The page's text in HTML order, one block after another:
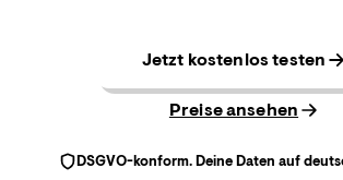
Jetzt kostenlos testen
Preise ansehen
DSGVO-konform. Deine Daten auf